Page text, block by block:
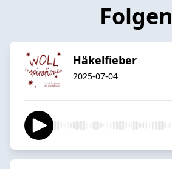
Folgen
Häkelfieber
2025-07-04